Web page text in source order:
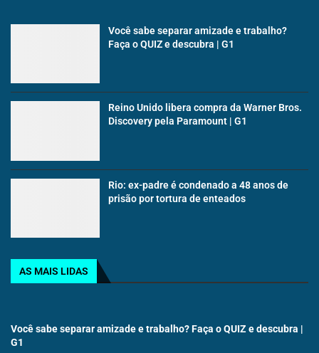
Você sabe separar amizade e trabalho?
Faça o QUIZ e descubra | G1
Reino Unido libera compra da Warner Bros.
Discovery pela Paramount | G1
Rio: ex-padre é condenado a 48 anos de
prisão por tortura de enteados
AS MAIS LIDAS
Você sabe separar amizade e trabalho? Faça o QUIZ e descubra |
G1